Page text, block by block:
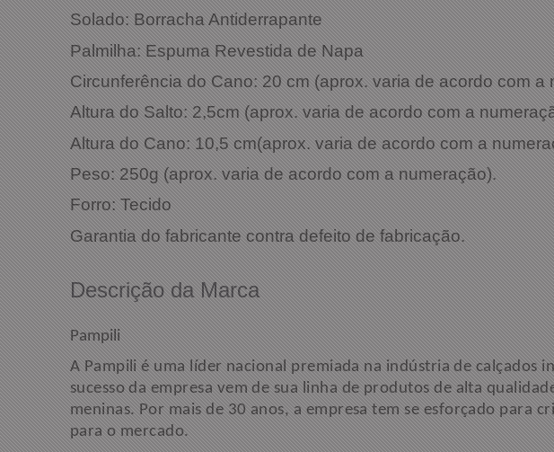
Solado: Borracha Antiderrapante
Palmilha: Espuma Revestida de Napa
Circunferência do Cano: 20 cm (aprox. varia de acordo com a
Altura do Salto: 2,5cm (aprox. varia de acordo com a
Altura do Cano: 10,5 cm(aprox. varia de acordo com a
Peso: 250g (aprox. varia de acordo com a numeração).
Forro: Tecido
Garantia do fabricante contra defeito de fabricação.
Descrição da Marca
Pampili
A Pampili é uma líder nacional premiada na indústria de calçados
sucesso da empresa vem de sua linha de produtos de alta
meninas. Por mais de 30 anos, a empresa tem se esforçado
para o mercado.